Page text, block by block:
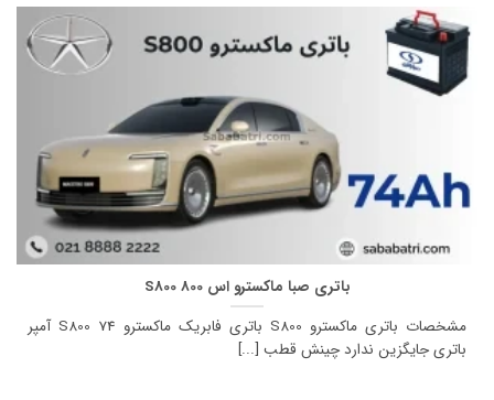
باتری صبا ماکسترو اس 800 S800
مشخصات باتری ماکسترو S800 باتری فابریک ماکسترو S800 74 آمپر
باتری جایگزین ندارد چینش قطب [...]